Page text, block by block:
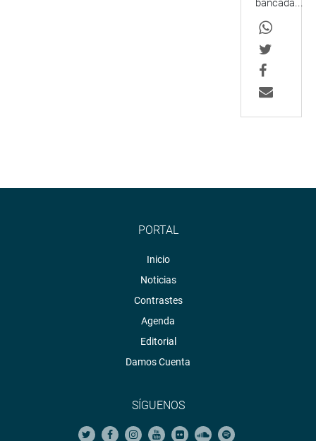
bancada...
PORTAL
Inicio
Noticias
Contrastes
Agenda
Editorial
Damos Cuenta
SÍGUENOS